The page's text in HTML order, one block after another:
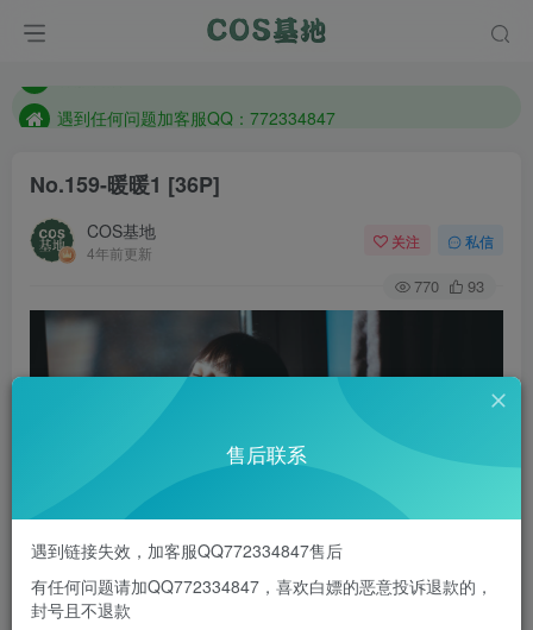
防失联：百度搜索《一七天佳》，实时查看最新站点。
遇到任何问题加客服QQ：772334847
No.159-暖暖1 [36P]
COS基地
4年前更新
关注 私信
770 93
售后联系
遇到链接失效，加客服QQ772334847售后
有任何问题请加QQ772334847，喜欢白嫖的恶意投诉退款的，
封号且不退款